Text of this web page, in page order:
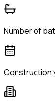
Number of
Construction